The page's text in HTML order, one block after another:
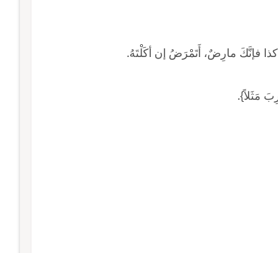
فإنَّكَ مارِضٌ، أَتَمْرَضُ إن أكَلْتَهُ.
مَثَلاً}.